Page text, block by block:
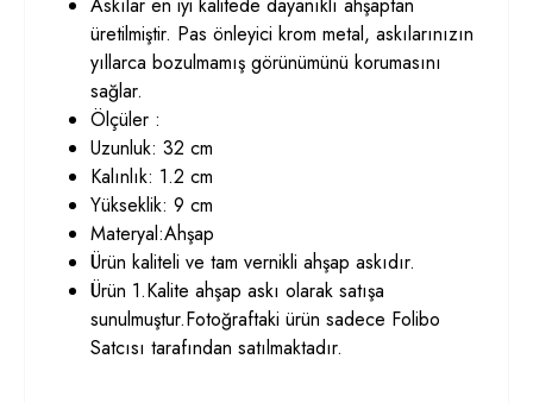
üretilmiştir. Pas önleyici krom metal, askılarınızın
yıllarca bozulmamış görünümünü korumasını
sağlar.
Ölçüler :
Uzunluk: 32 cm
Kalınlık: 1.2 cm
Yükseklik: 9 cm
Materyal:Ahşap
Ürün kaliteli ve tam vernikli ahşap askıdır.
Ürün 1.Kalite ahşap askı olarak satışa
sunulmuştur.Fotoğraftaki ürün sadece Folibo
Satcısı tarafından satılmaktadır.